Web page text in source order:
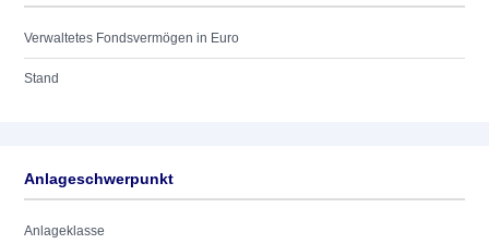
Verwaltetes Fondsvermögen in Euro
Stand
Anlageschwerpunkt
Anlageklasse